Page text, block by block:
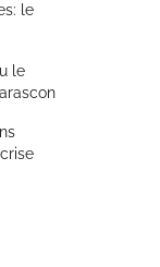
le
le